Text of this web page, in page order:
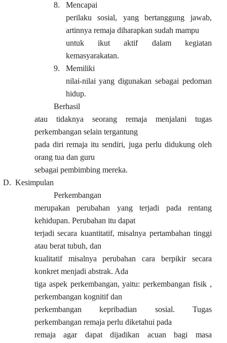
8.
Mencapai
perilaku sosial, yang bertanggung jawab,
artinnya remaja diharapkan sudah mampu
untuk ikut aktif dalam kegiatan
kemasyarakatan.
9.
Memiliki
nilai-nilai yang digunakan sebagai pedoman
hidup.
Berhasil
atau tidaknya seorang remaja menjalani tugas
perkembangan selain tergantung
pada diri remaja itu sendiri, juga perlu didukung oleh
orang tua dan guru
sebagai pembimbing mereka.
D. Kesimpulan
Perkembangan
merupakan perubahan yang terjadi pada rentang
kehidupan. Perubahan itu dapat
terjadi secara kuantitatif, misalnya pertambahan tinggi
atau berat tubuh, dan
kualitatif misalnya perubahan cara berpikir secara
konkret menjadi abstrak. Ada
tiga aspek perkembangan, yaitu: perkembangan fisik ,
perkembangan kognitif dan
perkembangan kepribadian sosial. Tugas
perkembangan remaja perlu diketahui pada
remaja agar dapat dijadikan acuan bagi masa